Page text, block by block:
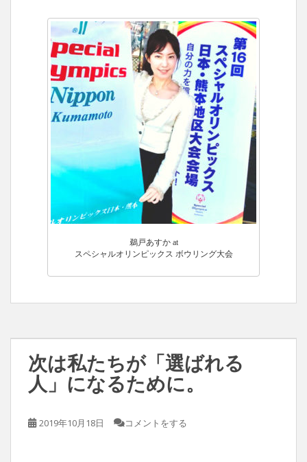
鵜戸あすか at
スペシャルオリンピックス ボウリング大会
次は私たちが「選ばれる
人」になるために。
2019年10月18日 コメントをする